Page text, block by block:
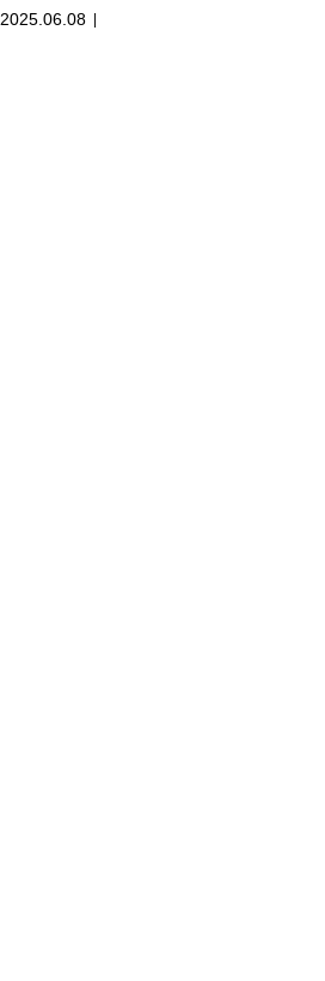
2025.06.08